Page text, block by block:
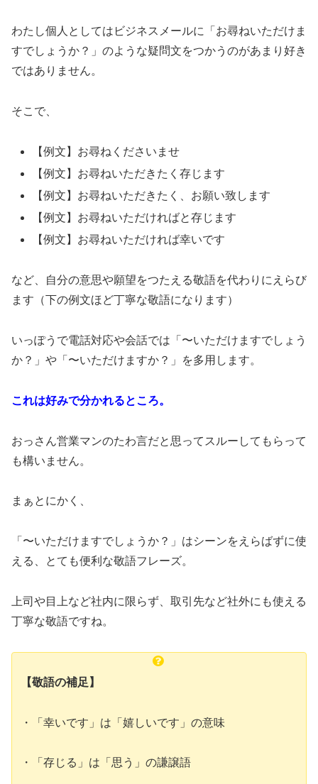
わたし個人としてはビジネスメールに「お尋ねいただけま
すでしょうか？」のような疑問文をつかうのがあまり好き
ではありません。
そこで、
【例文】お尋ねくださいませ
【例文】お尋ねいただきたく存じます
【例文】お尋ねいただきたく、お願い致します
【例文】お尋ねいただければと存じます
【例文】お尋ねいただければ幸いです
など、自分の意思や願望をつたえる敬語を代わりにえらび
ます（下の例文ほど丁寧な敬語になります）
いっぽうで電話対応や会話では「〜いただけますでしょう
か？」や「〜いただけますか？」を多用します。
これは好みで分かれるところ。
おっさん営業マンのたわ言だと思ってスルーしてもらって
も構いません。
まぁとにかく、
「〜いただけますでしょうか？」はシーンをえらばずに使
える、とても便利な敬語フレーズ。
上司や目上など社内に限らず、取引先など社外にも使える
丁寧な敬語ですね。
【敬語の補足】
・「幸いです」は「嬉しいです」の意味
・「存じる」は「思う」の謙譲語